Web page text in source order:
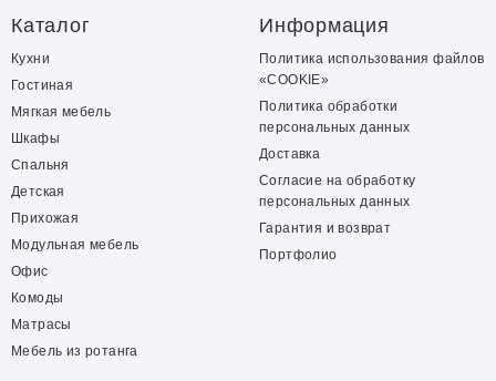
Каталог
Кухни
Гостиная
Мягкая мебель
Шкафы
Спальня
Детская
Прихожая
Модульная мебель
Офис
Комоды
Матрасы
Мебель из ротанга
Информация
Политика использования файлов
«COOKIE»
Политика обработки
персональных данных
Доставка
Согласие на обработку
персональных данных
Гарантия и возврат
Портфолио